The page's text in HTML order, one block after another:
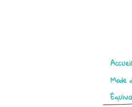
Pages
Accueil
Mode